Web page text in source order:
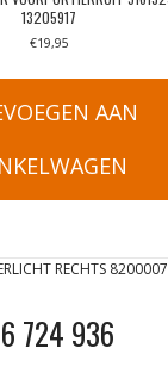
13205917
€19,95
AAN
RECHTS
724 936